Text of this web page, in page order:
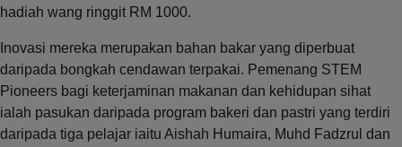
hadiah wang ringgit RM 1000.
Inovasi mereka merupakan bahan bakar yang diperbuat
daripada bongkah cendawan terpakai. Pemenang STEM
Pioneers bagi keterjaminan makanan dan kehidupan sihat
ialah pasukan daripada program bakeri dan pastri yang terdiri
daripada tiga pelajar iaitu Aishah Humaira, Muhd Fadzrul dan